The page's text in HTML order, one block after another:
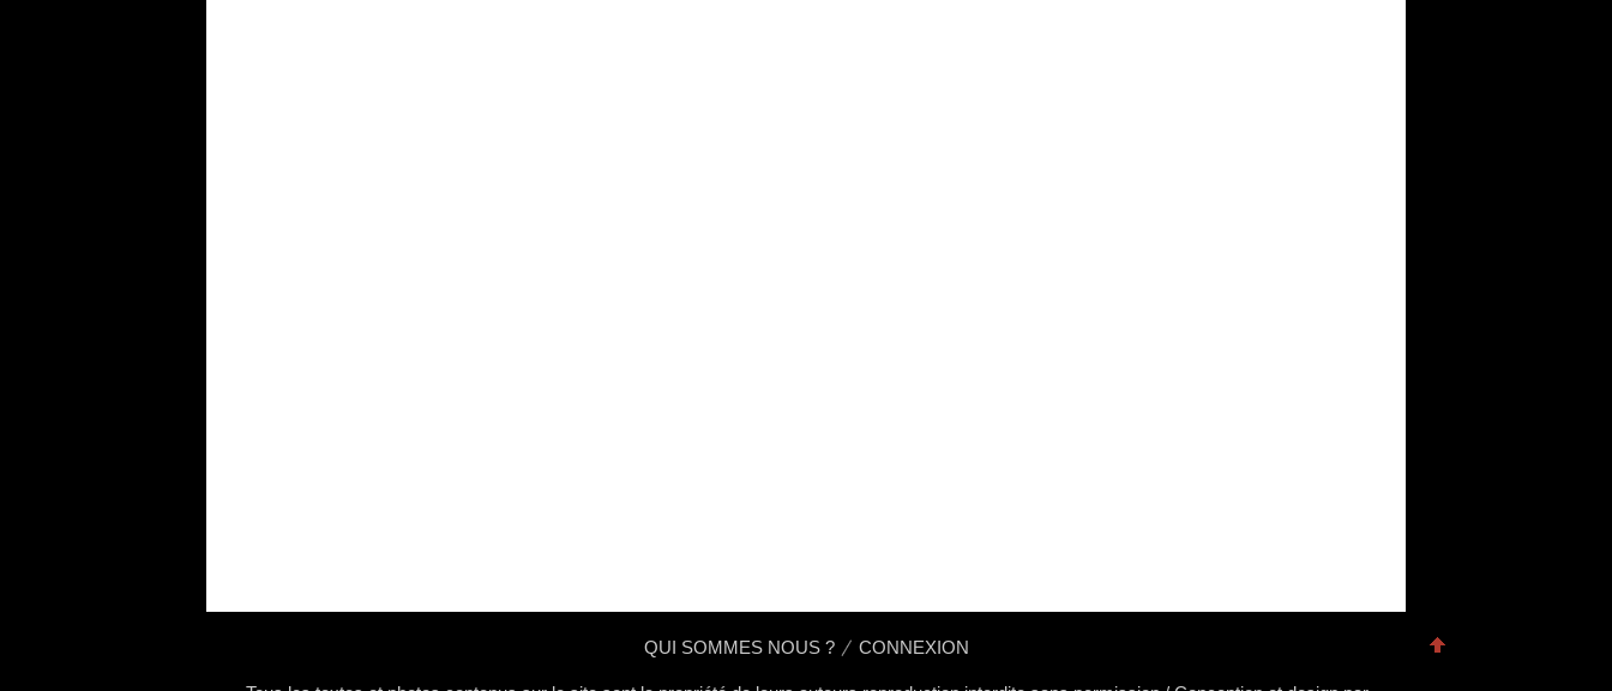
QUI SOMMES NOUS ? CONNEXION